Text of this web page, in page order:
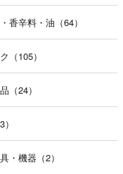
香辛料・油（64）
（105）
（24）
・機器（2）